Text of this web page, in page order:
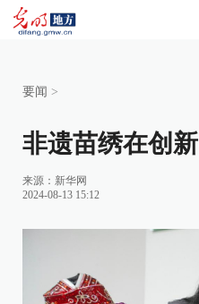
要闻 >
非遗苗绣在创
来源： 新华网
2024-08-13 15:12